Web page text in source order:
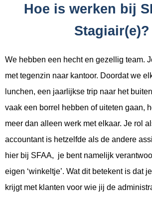
Hoe is werken bij
Stagiair(e)?
We hebben een hecht en gezellig team.
met tegenzin naar kantoor. Doordat we
lunchen, een jaarlijkse trip naar het
vaak een borrel hebben of uiteten gaan,
meer dan alleen werk met elkaar. Je rol
accountant is hetzelfde als de andere
hier bij SFAA, je bent namelijk
eigen ‘winkeltje’. Wat dit betekent is dat
krijgt met klanten voor wie jij de